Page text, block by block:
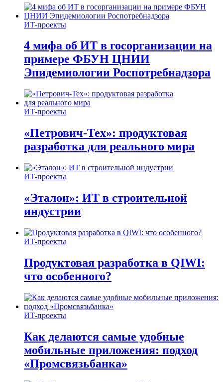
ИТ-проекты
4 мифа об ИТ в госорганизации на
примере ФБУН ЦНИИ
Эпидемиологии Роспотребнадзора
ИТ-проекты
«Петрович-Тех»: продуктовая
разработка для реального мира
ИТ-проекты
«Эталон»: ИТ в строительной
индустрии
ИТ-проекты
Продуктовая разработка в QIWI:
что особенного?
ИТ-проекты
Как делаются самые удобные
мобильные приложения: подход
«Промсвязьбанка»